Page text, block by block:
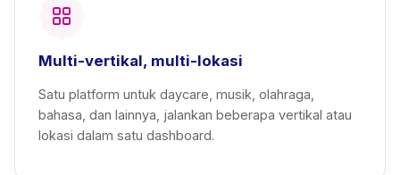
Multi-vertikal, multi-lokasi
Satu platform untuk daycare, musik, olahraga,
bahasa, dan lainnya, jalankan beberapa vertikal atau
lokasi dalam satu dashboard.